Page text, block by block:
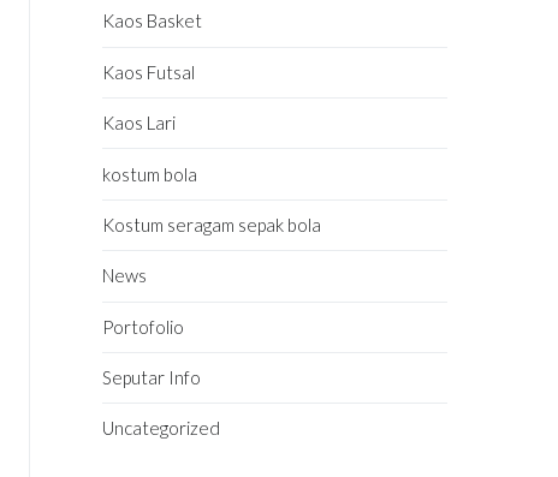
Kaos Basket
Kaos Futsal
Kaos Lari
kostum bola
Kostum seragam sepak bola
News
Portofolio
Seputar Info
Uncategorized